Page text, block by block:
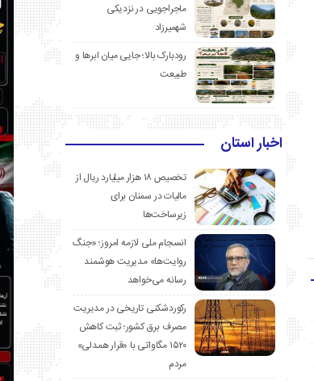
ماجراجویی در نزدیکی
شهمیرزاد
رودبارک بالا؛ جایی میان ابرها و
طبیعت
اخبار استان
تخصیص ۱۸ هزار میلیارد ریال از
مالیات در سمنان برای
زیرساخت‌ها
انسجام ملی لازمه امروز؛ «جنگ
روایت‌ها» مدیریت هوشمند
رسانه می‌خواهد
رکوردشکنی تاریخی در مدیریت
مصرف برق کشور؛ ثبت کاهش
۱۵۲۰ مگاواتی با «قرار همدلی»
مردم